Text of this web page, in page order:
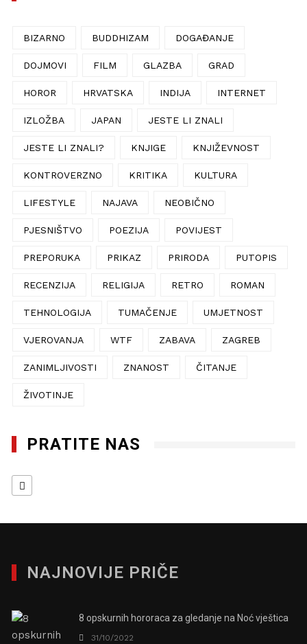
BIZARNO BUDDHIZAM DOGAĐANJE
DOJMOVI FILM GLAZBA GRAD
HOROR HRVATSKA INDIJA INTERNET
IZLOŽBA JAPAN JESTE LI ZNALI
JESTE LI ZNALI? KNJIGE KNJIŽEVNOST
KONTROVERZNO KRITIKA KULTURA
LIFESTYLE NAJAVA NEOBIČNO
PJESNIŠTVO POEZIJA POVIJEST
PREPORUKA PRIKAZ PRIRODA PUTOPIS
RECENZIJA RELIGIJA RETRO ROMAN
TEHNOLOGIJA TUMAČENJE UMJETNOST
VJEROVANJA WTF ZABAVA ZAGREB
ZANIMLJIVOSTI ZNANOST ČITANJE
ŽIVOTINJE
PRATITE NAS
NAJNOVIJE PRIČE
8 opskurnih hororaca za gledanje na Noć vještica
31/10/2022